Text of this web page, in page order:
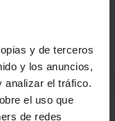
y de terceros
y los anuncios,
analizar el tráfico.
el uso que
de redes
SASKI BASKONIA